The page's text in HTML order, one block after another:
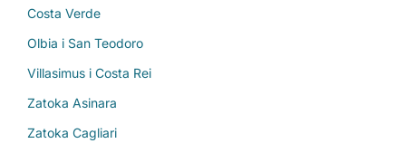
Costa Verde
Olbia i San Teodoro
Villasimus i Costa Rei
Zatoka Asinara
Zatoka Cagliari